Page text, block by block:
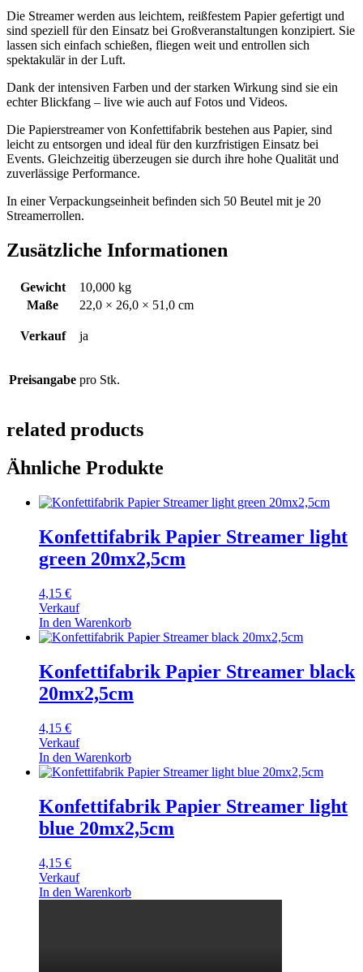
Die Streamer werden aus leichtem, reißfestem Papier gefertigt und
sind speziell für den Einsatz bei Großveranstaltungen konzipiert. Sie
lassen sich einfach schießen, fliegen weit und entrollen sich
spektakulär in der Luft.
Dank der intensiven Farben und der starken Wirkung sind sie ein
echter Blickfang – live wie auch auf Fotos und Videos.
Die Papierstreamer von Konfettifabrik bestehen aus Papier, sind
leicht zu entsorgen und ideal für den kurzfristigen Einsatz bei
Events. Gleichzeitig überzeugen sie durch ihre hohe Qualität und
zuverlässige Performance.
In einer Verpackungseinheit befinden sich 50 Beutel mit je 20
Streamerrollen.
Zusätzliche Informationen
Gewicht
10,000 kg
Maße
22,0 × 26,0 × 51,0 cm
Verkauf ja
Preisangabe pro Stk.
related products
Ähnliche Produkte
Konfettifabrik Papier Streamer light
green 20mx2,5cm
4,15 €
Verkauf
In den Warenkorb
Konfettifabrik Papier Streamer black
20mx2,5cm
4,15 €
Verkauf
In den Warenkorb
Konfettifabrik Papier Streamer light
blue 20mx2,5cm
4,15 €
Verkauf
In den Warenkorb